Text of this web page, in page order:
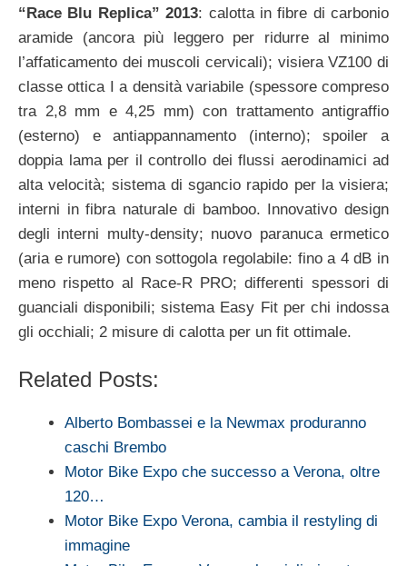
“Race Blu Replica” 2013: calotta in fibre di carbonio
aramide (ancora più leggero per ridurre al minimo
l’affaticamento dei muscoli cervicali); visiera VZ100 di
classe ottica I a densità variabile (spessore compreso
tra 2,8 mm e 4,25 mm) con trattamento antigraffio
(esterno) e antiappannamento (interno); spoiler a
doppia lama per il controllo dei flussi aerodinamici ad
alta velocità; sistema di sgancio rapido per la visiera;
interni in fibra naturale di bamboo. Innovativo design
degli interni multy-density; nuovo paranuca ermetico
(aria e rumore) con sottogola regolabile: fino a 4 dB in
meno rispetto al Race-R PRO; differenti spessori di
guanciali disponibili; sistema Easy Fit per chi indossa
gli occhiali; 2 misure di calotta per un fit ottimale.
Related Posts:
Alberto Bombassei e la Newmax produranno
caschi Brembo
Motor Bike Expo che successo a Verona, oltre
120…
Motor Bike Expo Verona, cambia il restyling di
immagine